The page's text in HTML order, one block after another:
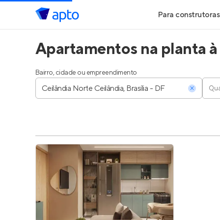
Para construtoras
Geração de
Geração de
Parcerias
Anunciar
Entrar no
Apartamentos na planta
Bairro, cidade ou empreendimento